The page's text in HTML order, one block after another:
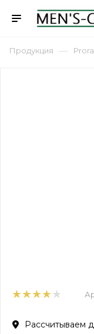
Продукция —
Рассчитываем